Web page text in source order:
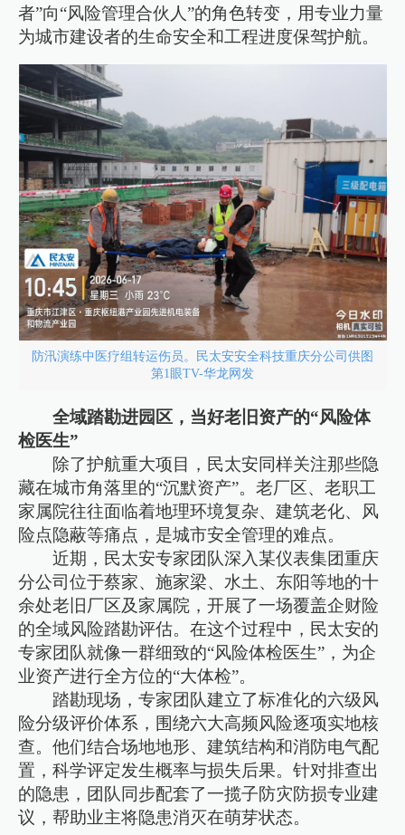
者”向“风险管理合伙人”的角色转变，用专业力量
为城市建设者的生命安全和工程进度保驾护航。
防汛演练中医疗组转运伤员。民太安安全科技重庆分公司供图
第1眼TV-华龙网发
全域踏勘进园区，当好老旧资产的“风险体
检医生”
除了护航重大项目，民太安同样关注那些隐
藏在城市角落里的“沉默资产”。老厂区、老职工
家属院往往面临着地理环境复杂、建筑老化、风
险点隐蔽等痛点，是城市安全管理的难点。
近期，民太安专家团队深入某仪表集团重庆
分公司位于蔡家、施家梁、水土、东阳等地的十
余处老旧厂区及家属院，开展了一场覆盖企财险
的全域风险踏勘评估。在这个过程中，民太安的
专家团队就像一群细致的“风险体检医生”，为企
业资产进行全方位的“大体检”。
踏勘现场，专家团队建立了标准化的六级风
险分级评价体系，围绕六大高频风险逐项实地核
查。他们结合场地地形、建筑结构和消防电气配
置，科学评定发生概率与损失后果。针对排查出
的隐患，团队同步配套了一揽子防灾防损专业建
议，帮助业主将隐患消灭在萌芽状态。